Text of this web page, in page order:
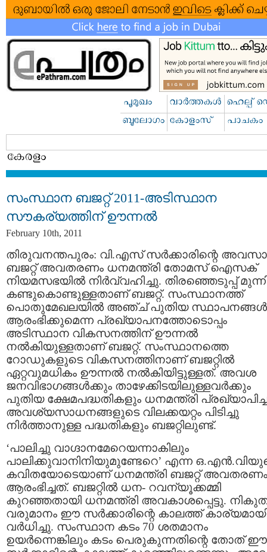
സംസ്ഥാന ബജറ്റ് 2011-അടിസ്ഥാന
സൗകര്യത്തിന് ഊന്നല്‍
February 10th, 2011
തിരുവനന്തപുരം: വി.എസ് സര്‍ക്കാരിന്റെ
ബജറ്റ് അവതരണം ധനമന്ത്രി തോമസ് ഐസക്
നിയമസഭയില്‍ നിര്‍വ്വഹിച്ചു. തിരഞ്ഞെടുപ്പ്
കണ്ടുകൊണ്ടുള്ളതാണ് ബജറ്റ്. സംസ്ഥാനത്ത്
പൊതുമേഖലയില്‍ അഞ്ച് പുതിയ സ്ഥാപനങ്ങള്‍
ആരംഭിക്കുമെന്ന പ്രഖ്യാപനത്തോടൊപ്പം
അടിസ്ഥാന വികസനത്തിന് ഊന്നല്‍
നല്‍കിയുള്ളതാണ് ബജറ്റ്. സംസ്ഥാനത്തെ
റോഡുകളുടെ വികസനത്തിനാണ് ബജറ്റില്‍
ഏറ്റവുമധികം ഊന്നല്‍ നല്‍കിയിട്ടുള്ളത്. അവശ
ജനവിഭാഗങ്ങള്‍ക്കും താഴേക്കിടയിലുള്ളവര്‍ക്കും
പുതിയ ക്ഷേമപദ്ധതികളും ധനമന്ത്രി
അവശ്യസാധനങ്ങളുടെ വിലക്കയറ്റം പിടിച്ചു
നിര്‍ത്താനുള്ള പദ്ധതികളും ബജറ്റിലുണ്ട്.
‘പാലിച്ചു വാഗ്ദാനമേറെയന്നാകിലും
പാലിക്കുവാനിനിയുമുണ്ടേറെ’ എന്ന
കവിതയോടെയാണ് ധനമന്ത്രി ബജറ്റ് അവതരണം
ആരംഭിച്ചത്. ബജറ്റില്‍ ധന- റവന്യൂക്കമ്മി
കുറഞ്ഞതായി ധനമന്ത്രി അവകാശപ്പെട്ടു.
വരുമാനം ഈ സര്‍ക്കാരിന്റെ കാലത്ത്
വര്‍ധിച്ചു. സംസ്ഥാന കടം 70 ശതമാനം
ഉയര്‍ന്നെങ്കിലും കടം പെരുകുന്നതിന്റെ തോത് ഈ